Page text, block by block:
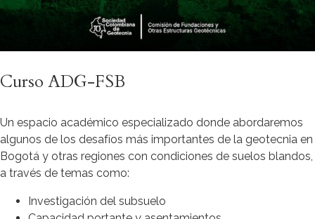
Curso ADG-FSB
Un espacio académico especializado donde abordaremos
algunos de los desafíos más importantes de la geotecnia en
Bogotá y otras regiones con condiciones de suelos blandos,
a través de temas como:
Investigación del subsuelo